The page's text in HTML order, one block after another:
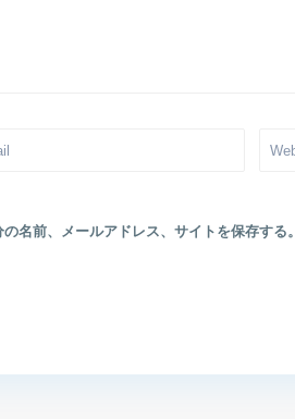
名前、メールアドレス、サイトを保存する。